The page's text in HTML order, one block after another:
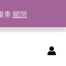
惠 關閉